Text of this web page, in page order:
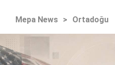
Mepa News > Ortadoğu